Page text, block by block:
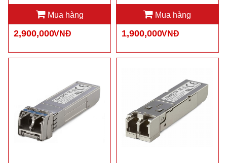
Mua hàng
2,900,000VNĐ
Mua hàng
1,900,000VNĐ